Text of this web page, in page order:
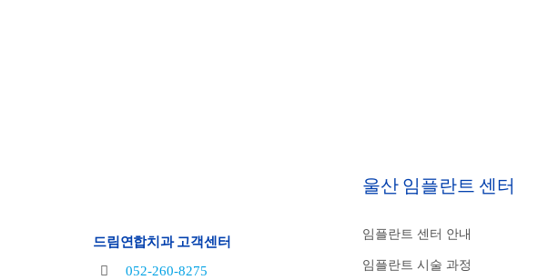
드림연합치과 고객센터
052-260-8275
울산 임플란트 센터
임플란트 센터 안내
임플란트 시술 과정